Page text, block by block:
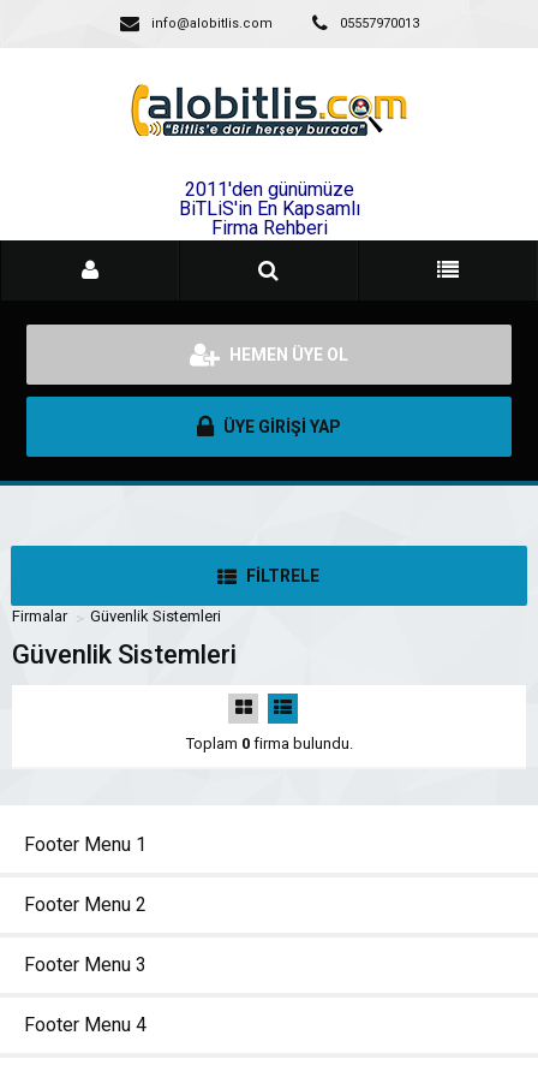
info@alobitlis.com 05557970013
2011'den günümüze
BiTLiS'in En Kapsamlı
Firma Rehberi
HEMEN ÜYE OL
ÜYE GİRİŞİ YAP
FİLTRELE
Firmalar Güvenlik Sistemleri
Güvenlik Sistemleri
Toplam 0firma bulundu.
Footer Menu 1
Footer Menu 2
Footer Menu 3
Footer Menu 4